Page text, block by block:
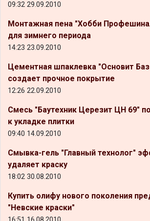
09:32 29.09.2010
Монтажная пена "Хобби
для зимнего периода
14:23 23.09.2010
Цементная шпаклевка "Основит
создает прочное покрытие
12:26 22.09.2010
Смесь "Баутехник Церезит ЦН 69"
к укладке плитки
09:40 14.09.2010
Смывка-гель "Главный технолог"
удаляет краску
18:02 30.08.2010
Купить олифу нового поколения
"Невские краски"